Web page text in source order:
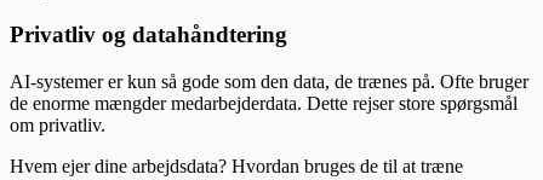
Privatliv og datahåndtering
AI-systemer er kun så gode som den data, de trænes på. Ofte bruger
de enorme mængder medarbejderdata. Dette rejser store spørgsmål
om privatliv.
Hvem ejer dine arbejdsdata? Hvordan bruges de til at træne